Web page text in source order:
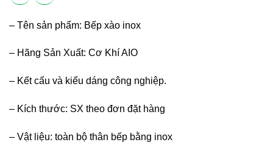
– Tên sản phẩm: Bếp xào inox
– Hãng Sản Xuất: Cơ Khí AIO
– Kết cấu và kiểu dáng công nghiệp.
– Kích thước: SX theo đơn đặt hàng
– Vật liệu: toàn bộ thân bếp bằng inox